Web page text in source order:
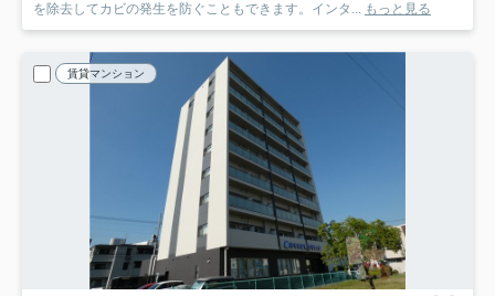
を除去してカビの発生を防ぐこともできます。インタ... もっと見る
賃貸マンション